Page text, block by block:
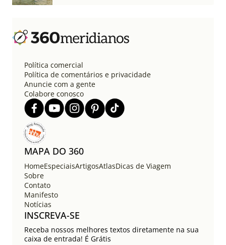
Política comercial
Política de comentários e privacidade
Anuncie com a gente
Colabore conosco
MAPA DO 360
HomeEspeciaisArtigosAtlasDicas de Viagem
Sobre
Contato
Manifesto
Notícias
INSCREVA-SE
Receba nossos melhores textos diretamente na sua
caixa de entrada! É Grátis